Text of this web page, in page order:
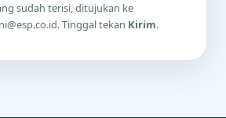
sudah terisi, ditujukan ke
Tinggal tekan Kirim.